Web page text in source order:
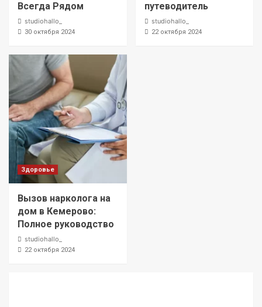
Всегда Рядом
studiohallo_
30 октября 2024
путеводитель
studiohallo_
22 октября 2024
Здоровье
Вызов нарколога на
дом в Кемерово:
Полное руководство
studiohallo_
22 октября 2024